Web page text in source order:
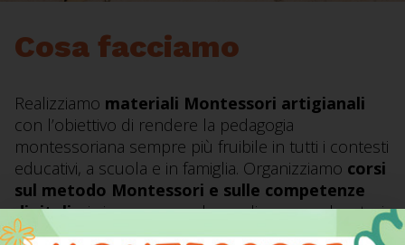
Cosa facciamo
Realizziamo materiali Montessori artigianali
con l’obiettivo di rendere la pedagogia
montessoriana sempre più fruibile in tutti i contesti
educativi, a scuola e in famiglia. Organizziamo corsi
sul metodo Montessori e sulle competenze
digitali, sia in presenza che on-line, per educatori,
docenti e genitori.